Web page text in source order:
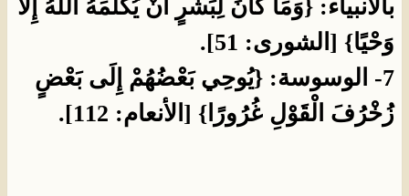
بالأنبياء: {وَمَا كَانَ لِبَشَرٍ أَنْ يُكَلِّمَهُ اللَّهُ إِلاَّ
وَحْيًا} [الشورى: 51].
7- الوسوسة: {يُوحِي بَعْضُهُمْ إِلَى بَعْضٍ
زُخْرُفَ الْقَوْلِ غُرُورًا} [الأنعام: 112].